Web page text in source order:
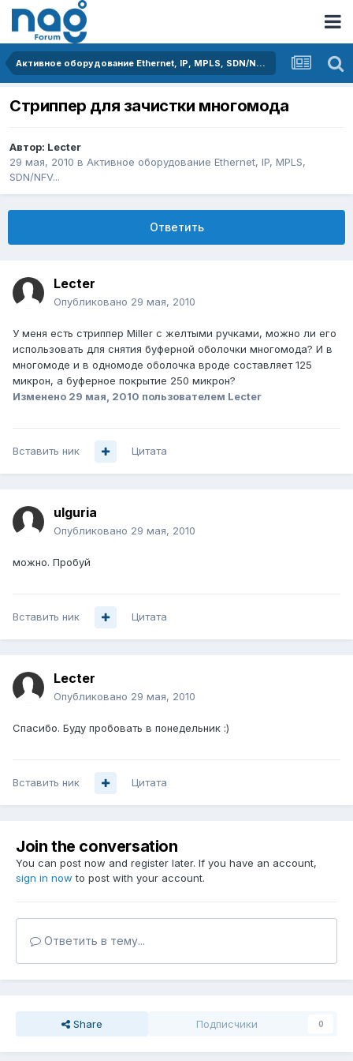
Активное оборудование Ethernet, IP, MPLS, SDN/NFV...
Стриппер для зачистки многомода
Автор: Lecter
29 мая, 2010 в Активное оборудование Ethernet, IP, MPLS,
SDN/NFV...
Ответить
Lecter
Опубликовано 29 мая, 2010
У меня есть стриппер Miller с желтыми ручками, можно ли его
использовать для снятия буферной оболочки многомода? И в
многомоде и в одномоде оболочка вроде составляет 125
микрон, а буферное покрытие 250 микрон?
Изменено 29 мая, 2010 пользователем Lecter
Вставить ник Цитата
ulguria
Опубликовано 29 мая, 2010
можно. Пробуй
Вставить ник Цитата
Lecter
Опубликовано 29 мая, 2010
Спасибо. Буду пробовать в понедельник :)
Вставить ник Цитата
Join the conversation
You can post now and register later. If you have an account,
sign in now to post with your account.
Ответить в тему...
Share Подписчики 0